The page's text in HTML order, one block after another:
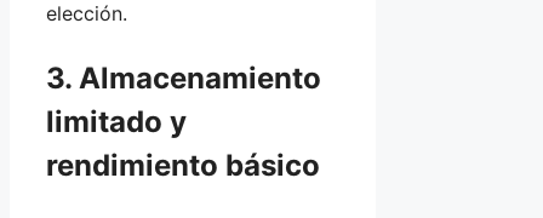
elección.
3. Almacenamiento
limitado y
rendimiento básico